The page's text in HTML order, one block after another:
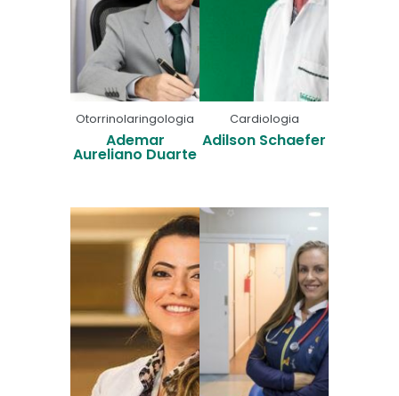
Otorrinolaringologia
Ademar
Aureliano Duarte
Cardiologia
Adilson Schaefer